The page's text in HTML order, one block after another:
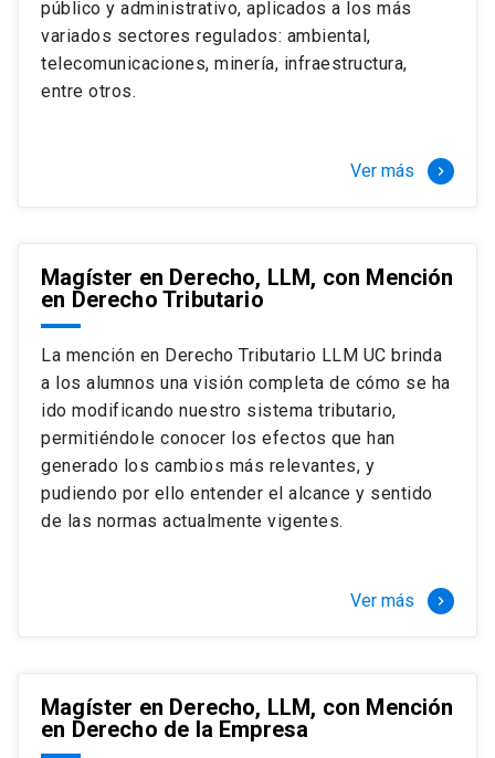
Si optas por la modalidad Full Time:
El LLM UC Full Time es una versión del programa
destinado principalmente a extranjeros, que permite
necesidades y expectativas profesionales, eligiendo
completamente al programa o compatibilizarás un
estudio intenso y exigente, con una muy baja carga
laboral, de marzo a noviembre, para dedicarte
completamente a la actividad de graduación de
diciembre a marzo.
2 cursos mínimos (10 créditos) Primer
semestre
+ 5 cursos a elección (50 créditos) Primer
semestre
+ 4 cursos a elección (40 créditos)
tres meses a tiempo completo (20
Juan Ignacio Piña Rochefort
Director Magíster en Derecho, LLM UC
público y administrativo, aplicados a los más
variados sectores regulados: ambiental,
telecomunicaciones, minería, infraestructura,
entre otros.
Ver más keyboard_arrow_right
Magíster en Derecho, LLM, con Mención
en Derecho Tributario
La mención en Derecho Tributario LLM UC brinda
a los alumnos una visión completa de cómo se ha
ido modificando nuestro sistema tributario,
permitiéndole conocer los efectos que han
generado los cambios más relevantes, y
pudiendo por ello entender el alcance y sentido
de las normas actualmente vigentes.
Ver más keyboard_arrow_right
Magíster en Derecho, LLM, con Mención
en Derecho de la Empresa